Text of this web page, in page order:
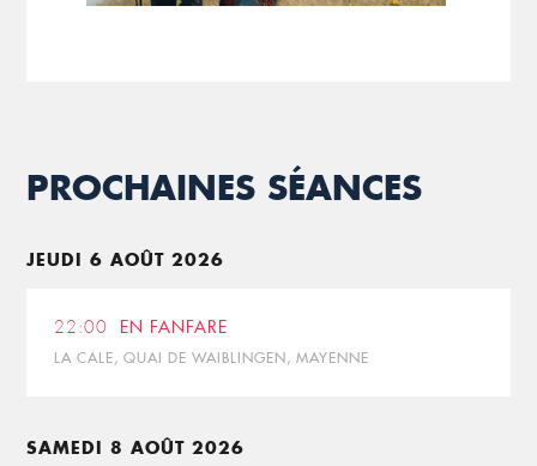
PROCHAINES SÉANCES
JEUDI 6 AOÛT 2026
22:00 EN FANFARE
LA CALE, QUAI DE WAIBLINGEN, MAYENNE
SAMEDI 8 AOÛT 2026